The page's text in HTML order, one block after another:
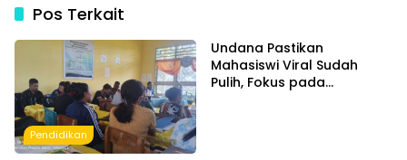
Pos Terkait
Pendidikan
Undana Pastikan
Mahasiswi Viral Sudah
Pulih, Fokus pada